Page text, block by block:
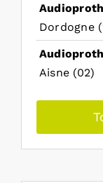
Dordogne
Aisne (02)